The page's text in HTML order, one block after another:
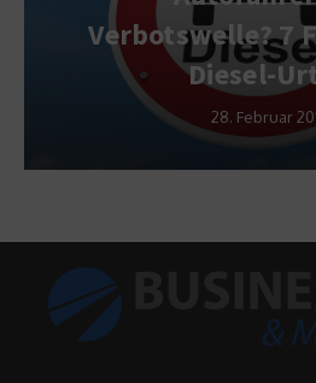
Verbotswelle? 7
Diesel-
28. Februar 2018